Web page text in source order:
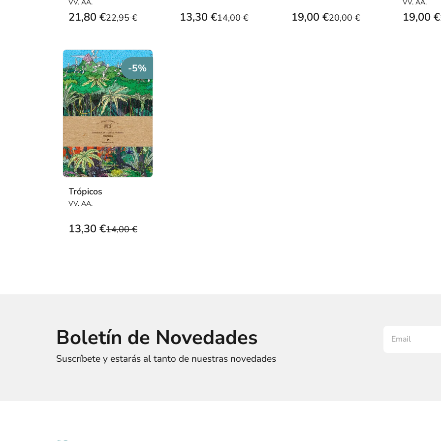
VV. AA.
22,95 €
21,80 € 14,00 €
13,30 € 20,00 €
19,00 €
VV. AA.
19,00 €
-5%
Trópicos
VV. AA.
14,00 €
13,30 €
Boletín de Novedades
Suscríbete y estarás al tanto de nuestras novedades